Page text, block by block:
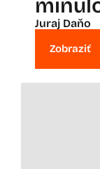
Juraj Daňo
Zobraziť